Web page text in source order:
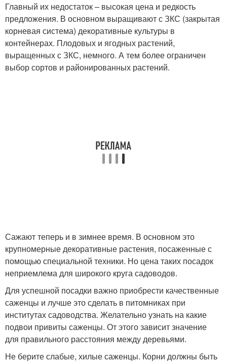
Главный их недостаток – высокая цена и редкость
предложения. В основном выращивают с ЗКС (закрытая
корневая система) декоративные культуры в
контейнерах. Плодовых и ягодных растений,
выращенных с ЗКС, немного. А тем более ограничен
выбор сортов и районированных растений.
Сажают теперь и в зимнее время. В основном это
крупномерные декоративные растения, посаженные с
помощью специальной техники. Но цена таких посадок
неприемлема для широкого круга садоводов.
Для успешной посадки важно приобрести качественные
саженцы и лучше это сделать в питомниках при
институтах садоводства. Желательно узнать на какие
подвои привиты саженцы. От этого зависит значение
для правильного расстояния между деревьями.
Не берите слабые, хилые саженцы. Корни должны быть